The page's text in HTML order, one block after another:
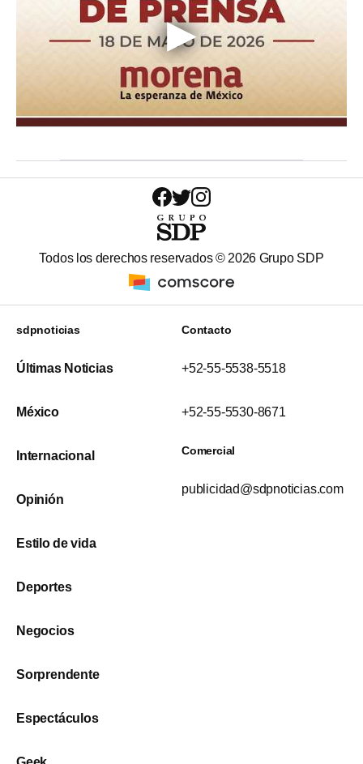
Todos los derechos reservados © 2026 Grupo SDP
sdpnoticias
Últimas Noticias
México
Internacional
Opinión
Estilo de vida
Deportes
Negocios
Sorprendente
Espectáculos
Contacto
+52-55-5538-5518
+52-55-5530-8671
Comercial
publicidad@sdpnoticias.com